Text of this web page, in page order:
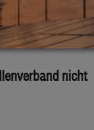
nicht